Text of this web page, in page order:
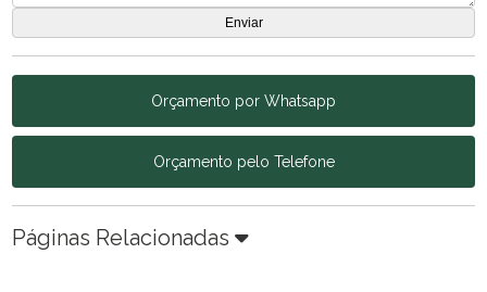
Orçamento por Whatsapp
Orçamento pelo Telefone
Páginas Relacionadas